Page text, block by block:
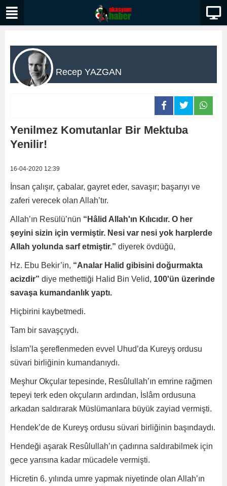
Recep YAZGAN
Yenilmez Komutanlar Bir Mektuba
Yenilir!
16-04-2020 12:39
İnsan çalışır, çabalar, gayret eder, savaşır; başarıyı ve
zaferi verecek olan Allah’tır.
Allah’ın Resülü’nün “Hâlid Allah'ın Kılıcıdır. O her
şeyini sizin için vermiştir. Nesi var nesi yok harplerde
Allah yolunda sarf etmiştir.” diyerek övdüğü,
Hz. Ebu Bekir’in, “Analar Halid gibisini doğurmakta
acizdir” diye methettiği Halid Bin Velid, 100'ün üzerinde
savaşa kumandanlık yaptı.
Hiçbirini kaybetmedi.
Tam bir savaşçıydı.
İslam’la şereflenmeden evvel Uhud’da Kureyş ordusu
süvari birliğinin kumandanıydı.
Meşhur Okçular tepesinde, Resûlullah’ın emrine rağmen
tepeyi terk eden okçuların ardından, İslâm ordusuna
arkadan saldırarak Müslümanlara büyük zayiad vermişti.
Hendek’de de Kureyş ordusu süvari birliğinin başındaydı.
Hendeği aşarak Resûlullah’ın çadırına saldırabilmek için
gece yarısına kadar mücadele vermişti.
Hicretin 6. yılında umre yapmak niyetinde olan Allah’ın